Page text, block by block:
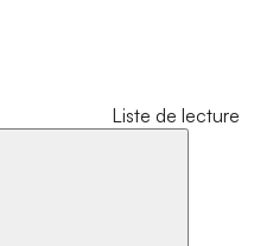
Liste de lecture